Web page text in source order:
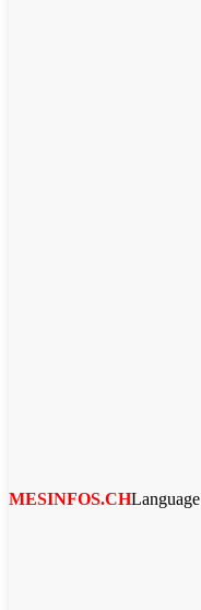
MESINFOS.CHLanguage